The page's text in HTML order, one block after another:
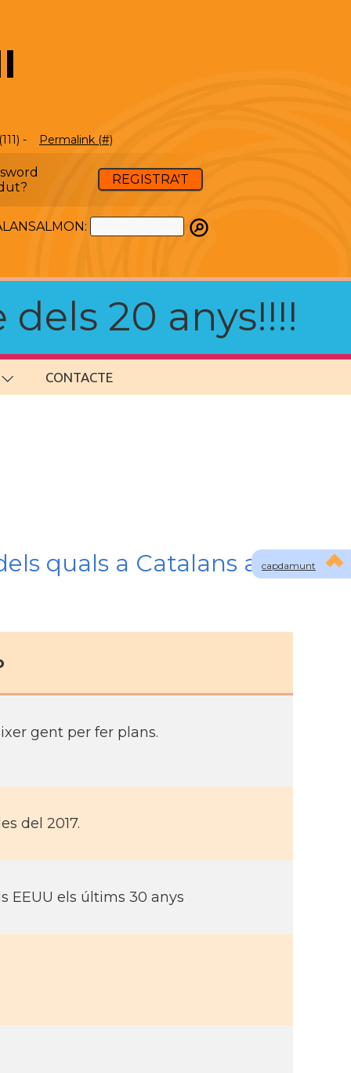
- Permalink (#)
REGISTRA'T
20 anys!!!!
CONTACTE
capdamunt
quals a Catalans a
gent per fer plans.
del 2017.
EEUU els últims 30 anys